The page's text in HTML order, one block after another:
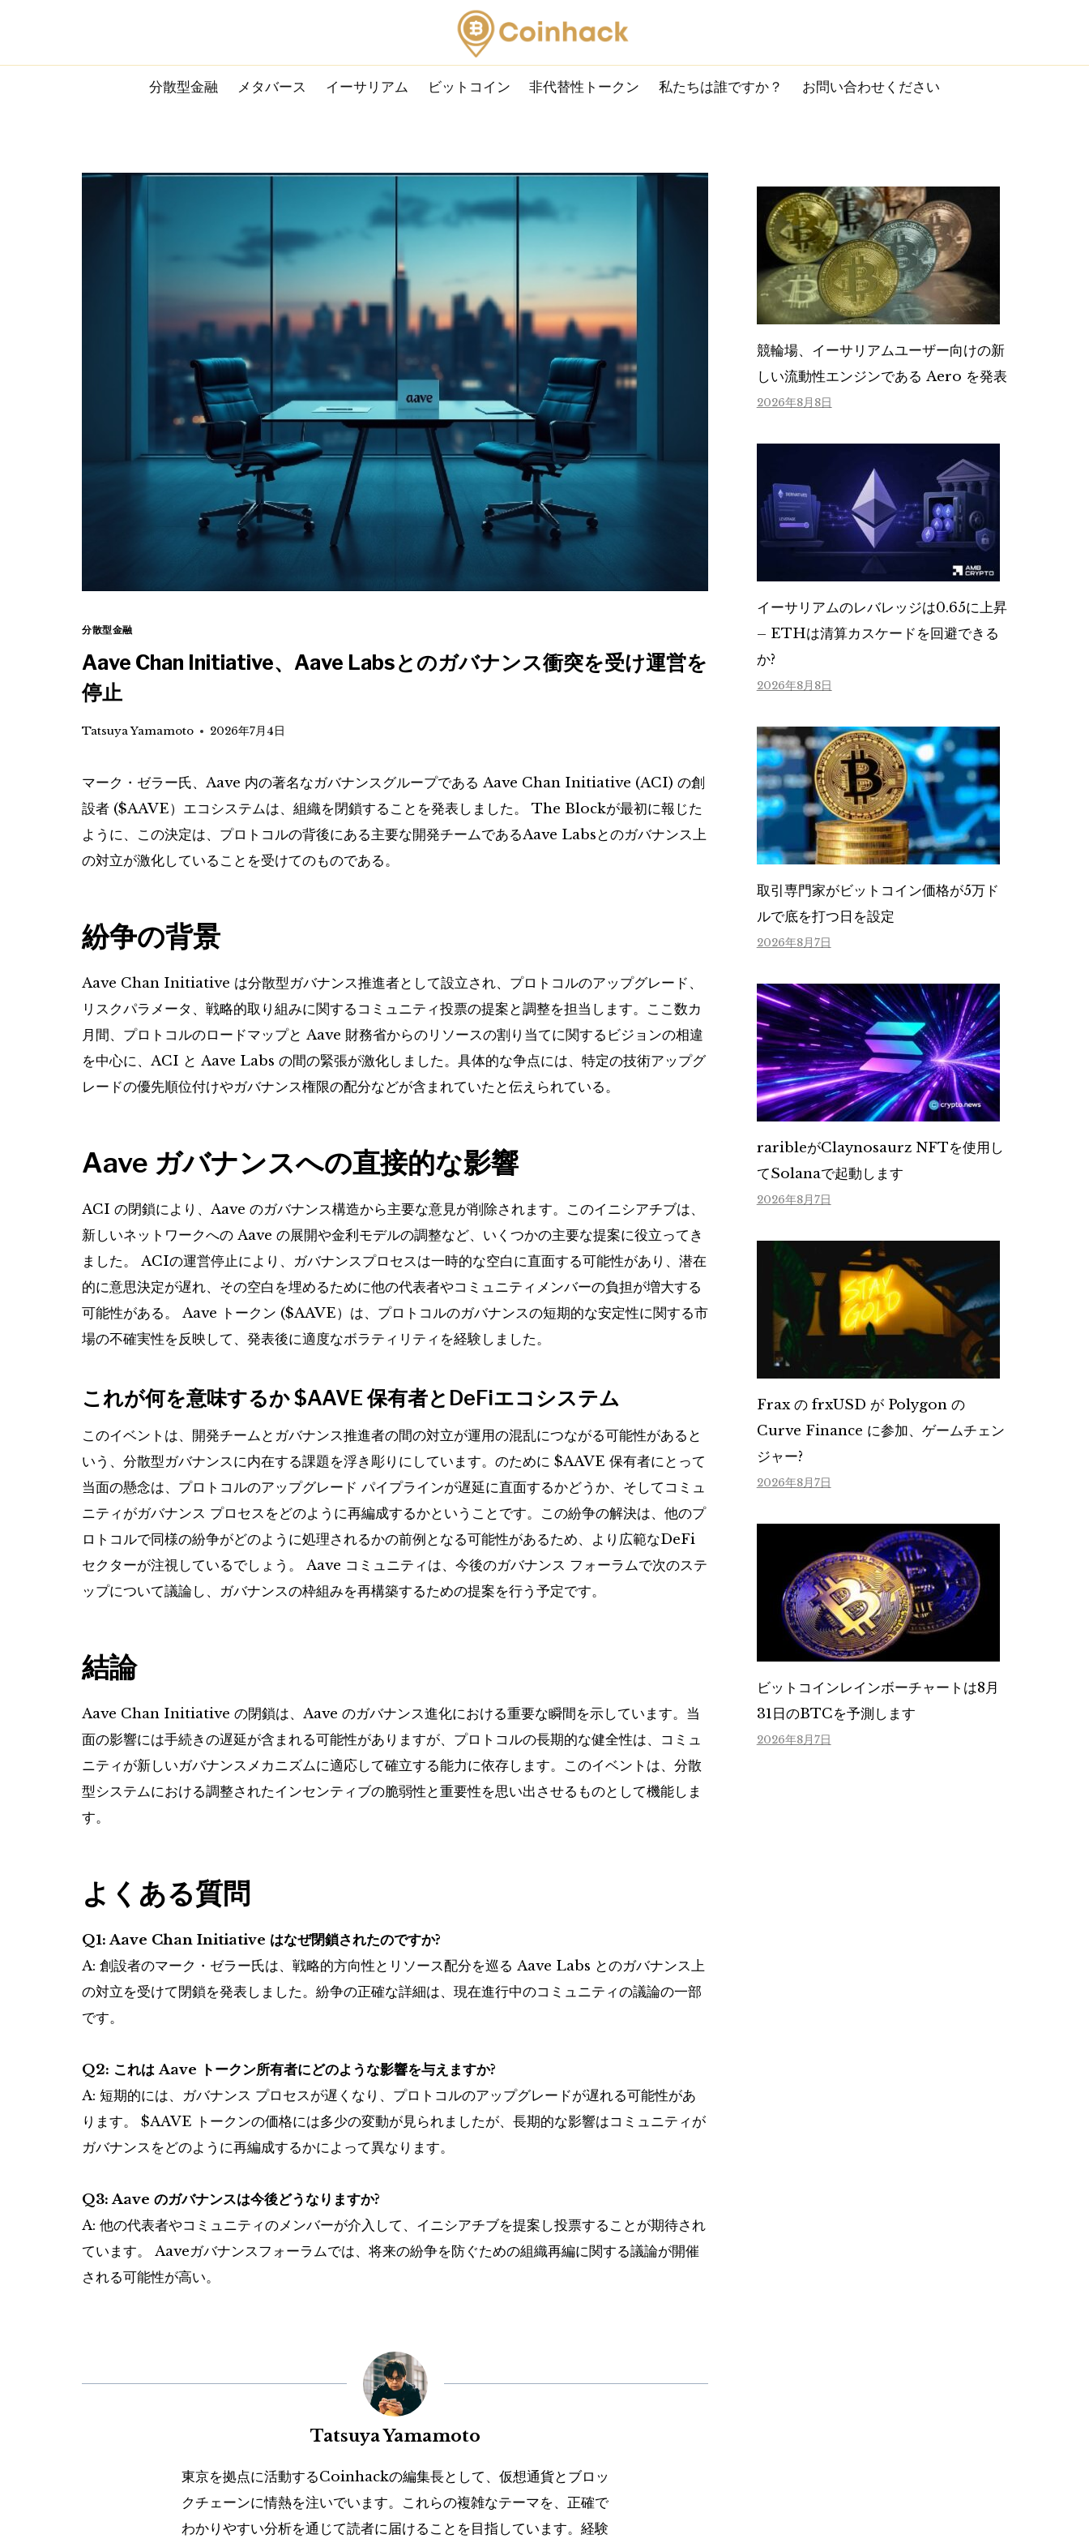
content
分散型金融 メタバース イーサリアム ビットコイン 非代替性トークン 私たちは誰ですか？ お問い合わせください
分散型金融
Aave Chan Initiative、Aave Labsとのガバナンス衝突を受け運営を
停止
Tatsuya Yamamoto 2026年7月4日
マーク・ゼラー氏、Aave 内の著名なガバナンスグループである Aave Chan Initiative (ACI) の創
設者 ($AAVE）エコシステムは、組織を閉鎖することを発表しました。 The Blockが最初に報じた
ように、この決定は、プロトコルの背後にある主要な開発チームであるAave Labsとのガバナンス上
の対立が激化していることを受けてのものである。
紛争の背景
Aave Chan Initiative は分散型ガバナンス推進者として設立され、プロトコルのアップグレード、
リスクパラメータ、戦略的取り組みに関するコミュニティ投票の提案と調整を担当します。ここ数カ
月間、プロトコルのロードマップと Aave 財務省からのリソースの割り当てに関するビジョンの相違
を中心に、ACI と Aave Labs の間の緊張が激化しました。具体的な争点には、特定の技術アップグ
レードの優先順位付けやガバナンス権限の配分などが含まれていたと伝えられている。
Aave ガバナンスへの直接的な影響
ACI の閉鎖により、Aave のガバナンス構造から主要な意見が削除されます。このイニシアチブは、
新しいネットワークへの Aave の展開や金利モデルの調整など、いくつかの主要な提案に役立ってき
ました。 ACIの運営停止により、ガバナンスプロセスは一時的な空白に直面する可能性があり、潜在
的に意思決定が遅れ、その空白を埋めるために他の代表者やコミュニティメンバーの負担が増大する
可能性がある。 Aave トークン ($AAVE）は、プロトコルのガバナンスの短期的な安定性に関する市
場の不確実性を反映して、発表後に適度なボラティリティを経験しました。
これが何を意味するか$AAVE保有者とDeFiエコシステム
このイベントは、開発チームとガバナンス推進者の間の対立が運用の混乱につながる可能性があると
いう、分散型ガバナンスに内在する課題を浮き彫りにしています。のために $AAVE 保有者にとって
当面の懸念は、プロトコルのアップグレード パイプラインが遅延に直面するかどうか、そしてコミュ
ニティがガバナンス プロセスをどのように再編成するかということです。この紛争の解決は、他のプ
ロトコルで同様の紛争がどのように処理されるかの前例となる可能性があるため、より広範なDeFi
セクターが注視しているでしょう。 Aave コミュニティは、今後のガバナンス フォーラムで次のステ
ップについて議論し、ガバナンスの枠組みを再構築するための提案を行う予定です。
結論
Aave Chan Initiative の閉鎖は、Aave のガバナンス進化における重要な瞬間を示しています。当
面の影響には手続きの遅延が含まれる可能性がありますが、プロトコルの長期的な健全性は、コミュ
ニティが新しいガバナンスメカニズムに適応して確立する能力に依存します。このイベントは、分散
型システムにおける調整されたインセンティブの脆弱性と重要性を思い出させるものとして機能しま
す。
よくある質問
Q1: Aave Chan Initiative はなぜ閉鎖されたのですか?
A: 創設者のマーク・ゼラー氏は、戦略的方向性とリソース配分を巡る Aave Labs とのガバナンス上
の対立を受けて閉鎖を発表しました。紛争の正確な詳細は、現在進行中のコミュニティの議論の一部
です。
Q2: これは Aave トークン所有者にどのような影響を与えますか?
A: 短期的には、ガバナンス プロセスが遅くなり、プロトコルのアップグレードが遅れる可能性があ
ります。 $AAVE トークンの価格には多少の変動が見られましたが、長期的な影響はコミュニティが
ガバナンスをどのように再編成するかによって異なります。
Q3: Aave のガバナンスは今後どうなりますか?
A: 他の代表者やコミュニティのメンバーが介入して、イニシアチブを提案し投票することが期待され
ています。 Aaveガバナンスフォーラムでは、将来の紛争を防ぐための組織再編に関する議論が開催
される可能性が高い。
Tatsuya Yamamoto
東京を拠点に活動するCoinhackの編集長として、仮想通貨とブロッ
クチェーンに情熱を注いでいます。これらの複雑なテーマを、正確で
わかりやすい分析を通じて読者に届けることを目指しています。経験
競輪場、イーサリアムユーザー向けの新
しい流動性エンジンである Aero を発表
2026年8月8日
イーサリアムのレバレッジは0.65に上昇
– ETHは清算カスケードを回避できる
か?
2026年8月8日
取引専門家がビットコイン価格が5万ド
ルで底を打つ日を設定
2026年8月7日
raribleがClaynosaurz NFTを使用し
てSolanaで起動します
2026年8月7日
Frax の frxUSD が Polygon の
Curve Finance に参加、ゲームチェン
ジャー?
2026年8月7日
ビットコインレインボーチャートは8月
31日のBTCを予測します
2026年8月7日